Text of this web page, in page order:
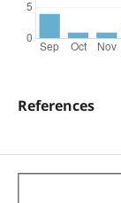
References